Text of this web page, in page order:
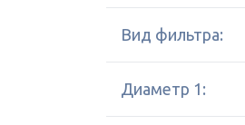
Вид фильтра:
Диаметр 1: